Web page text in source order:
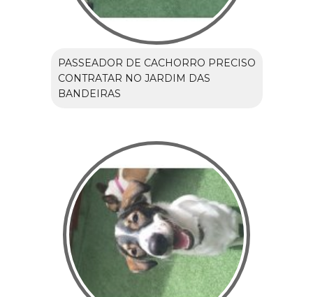
PASSEADOR DE CACHORRO PRECISO
CONTRATAR NO JARDIM DAS
BANDEIRAS